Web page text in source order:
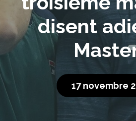
disent
17 novembre